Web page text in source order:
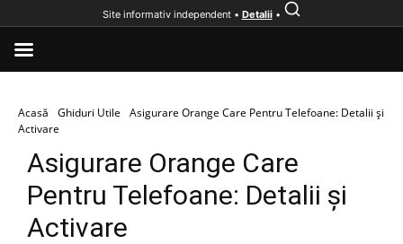
Acasă Ghiduri Utile
Asigurare Orange Care Pentru Telefoane: Detalii și
Activare
Asigurare Orange Care
Pentru Telefoane: Detalii și
Activare
Site informativ independent • Detalii•